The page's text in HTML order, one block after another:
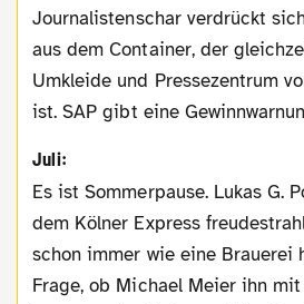
Journalistenschar verdrückt
aus dem Container, der
Umkleide und Pressezentrum
ist. SAP gibt eine
Juli:
Es ist Sommerpause. Lukas G. Podolski berichtet
dem Kölner Express
schon immer wie eine Brauerei
Frage, ob Michael Meier ihn